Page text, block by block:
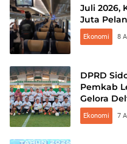
Juli 2026,
Juta
Ekonomi 8
DPRD
Pemkab
Gelora
Ekonomi 7